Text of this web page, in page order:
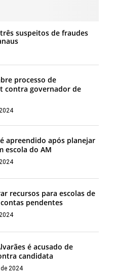
suspeitos de fraudes
processo de
contra governador de
apreendido após planejar
escola do AM
recursos para escolas de
pendentes
é acusado de
candidata
2024